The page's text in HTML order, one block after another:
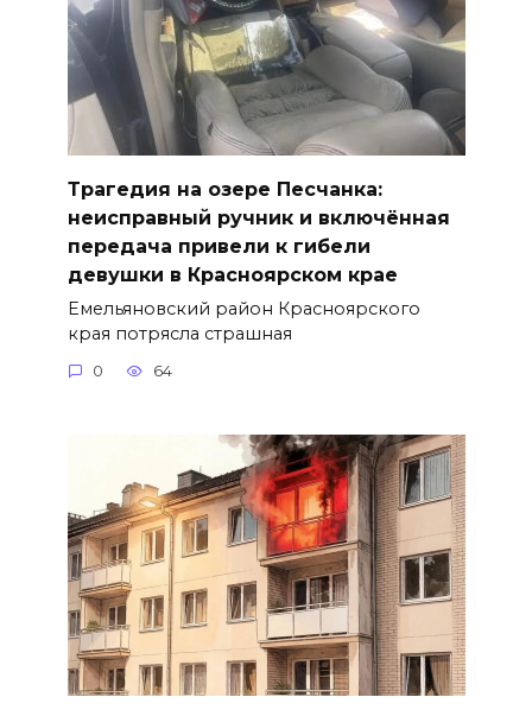
Трагедия на озере Песчанка:
неисправный ручник и включённая
передача привели к гибели
девушки в Красноярском крае
Емельяновский район Красноярского
края потрясла страшная
0 64